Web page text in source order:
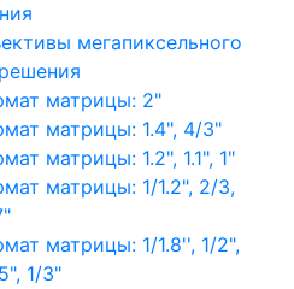
мегапиксельного
матрицы: 2"
матрицы: 1.4", 4/3"
матрицы: 1.2", 1.1", 1"
матрицы: 1/1.2", 2/3,
матрицы: 1/1.8'', 1/2",
1/3"